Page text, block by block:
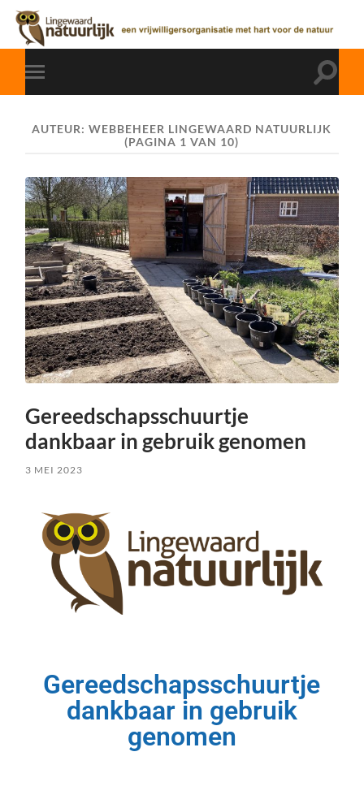
AUTEUR:WEBBEHEER LINGEWAARD NATUURLIJK
(PAGINA 1 VAN 10)
Gereedschapsschuurtje
dankbaar in gebruik genomen
3 MEI 2023
Gereedschapsschuurtje
dankbaar in gebruik
genomen